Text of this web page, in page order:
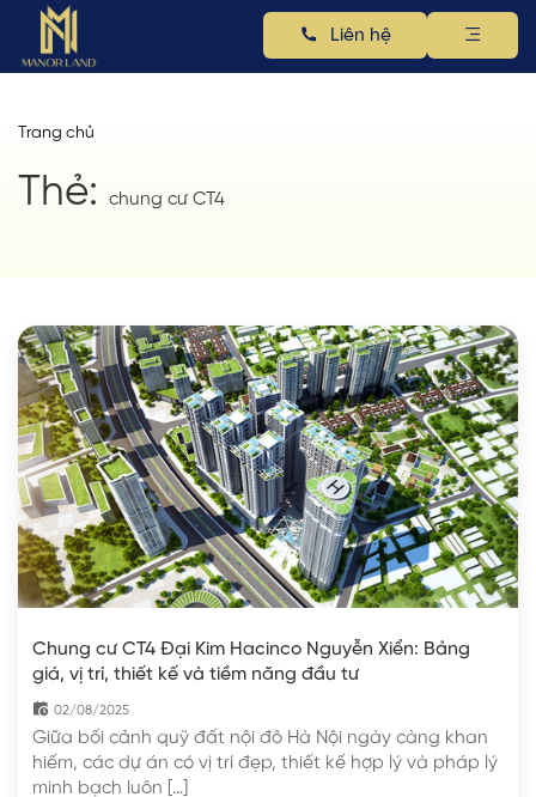
Liên hệ
Trang chủ
Thẻ: chung cư CT4
Chung cư CT4 Đại Kim Hacinco Nguyễn Xiển: Bảng
giá, vị trí, thiết kế và tiềm năng đầu tư
02/08/2025
Giữa bối cảnh quỹ đất nội đô Hà Nội ngày càng khan
hiếm, các dự án có vị trí đẹp, thiết kế hợp lý và pháp lý
minh bạch luôn […]